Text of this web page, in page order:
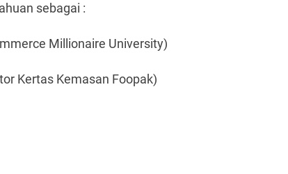
sebagai :
Millionaire University)
Kertas Kemasan Foopak)